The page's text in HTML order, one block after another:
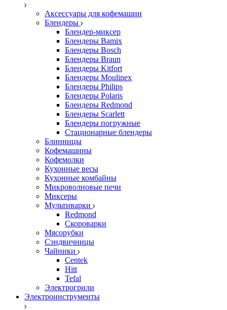
Аксессуары для кофемашин
Блендеры
Блендер-миксер
Блендеры Bamix
Блендеры Bosch
Блендеры Braun
Блендеры Kitfort
Блендеры Moulinex
Блендеры Philips
Блендеры Polaris
Блендеры Redmond
Блендеры Scarlett
Блендеры погружные
Стационарные блендеры
Блинницы
Кофемашины
Кофемолки
Кухонные весы
Кухонные комбайны
Микроволновые печи
Миксеры
Мультиварки
Redmond
Скороварки
Мясорубки
Сэндвичницы
Чайники
Centek
Hitt
Tefal
Электрогрили
Электроинструменты